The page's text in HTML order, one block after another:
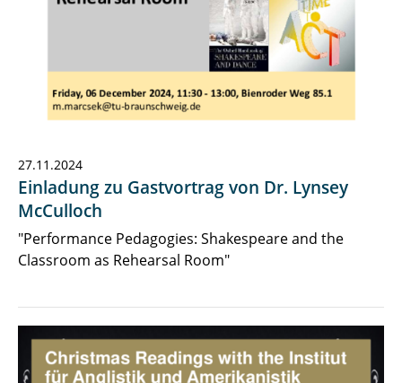
27.11.2024
Einladung zu Gastvortrag von Dr. Lynsey
McCulloch
"Performance Pedagogies: Shakespeare and the
Classroom as Rehearsal Room"